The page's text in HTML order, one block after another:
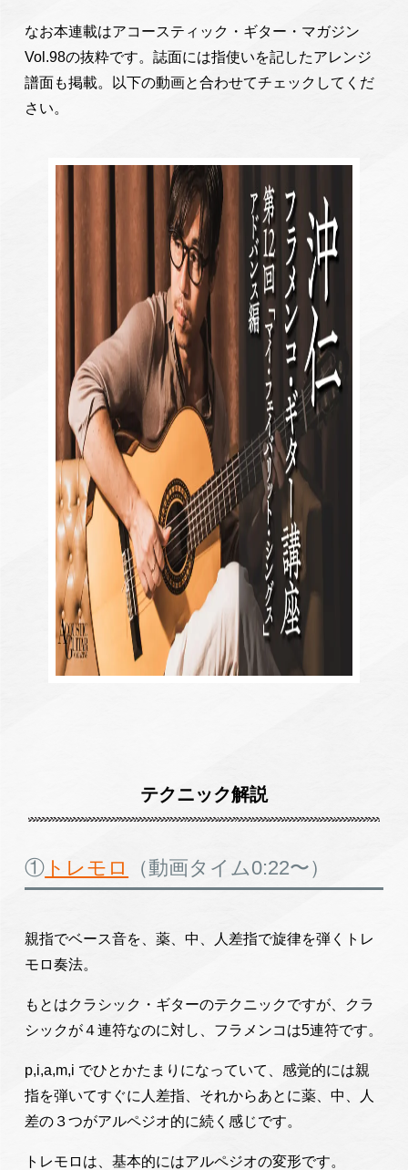
なお本連載はアコースティック・ギター・マガジン
Vol.98の抜粋です。誌面には指使いを記したアレンジ
譜面も掲載。以下の動画と合わせてチェックしてくだ
さい。
テクニック解説
① トレモロ （動画タイム0:22〜）
親指でベース音を、薬、中、人差指で旋律を弾くトレ
モロ奏法。
もとはクラシック・ギターのテクニックですが、クラ
シックが４連符なのに対し、フラメンコは5連符です。
p,i,a,m,i でひとかたまりになっていて、感覚的には親
指を弾いてすぐに人差指、それからあとに薬、中、人
差の３つがアルペジオ的に続く感じです。
トレモロは、基本的にはアルペジオの変形です。